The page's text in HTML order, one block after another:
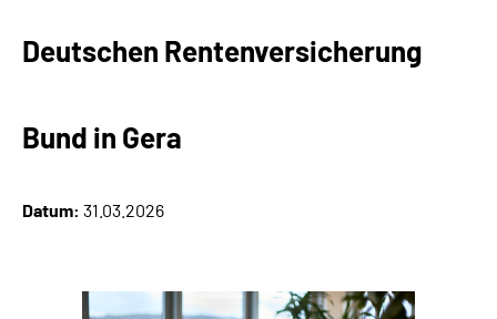
Karriere
Leichte Sprache
Deutschen Rentenversicherung
Bund in Gera
Datum: 31.03.2026